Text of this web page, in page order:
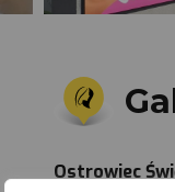
Ostrowiec